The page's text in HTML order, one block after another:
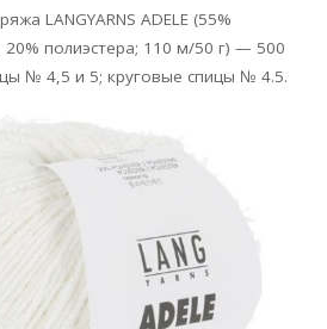
LANGYARNS ADELE (55%
20% полиэстера; 110 м/50 г) — 500
№ 4,5 и 5; круговые спицы № 4.5.